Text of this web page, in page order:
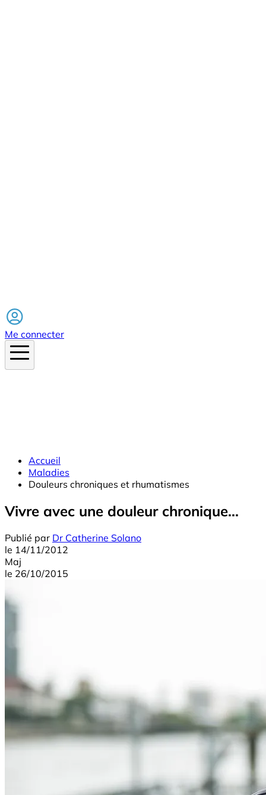
Me connecter
Accueil
Maladies
Douleurs chroniques et rhumatismes
Vivre avec une douleur chronique...
Publié par Dr Catherine Solano
le 14/11/2012
Maj
le 26/10/2015